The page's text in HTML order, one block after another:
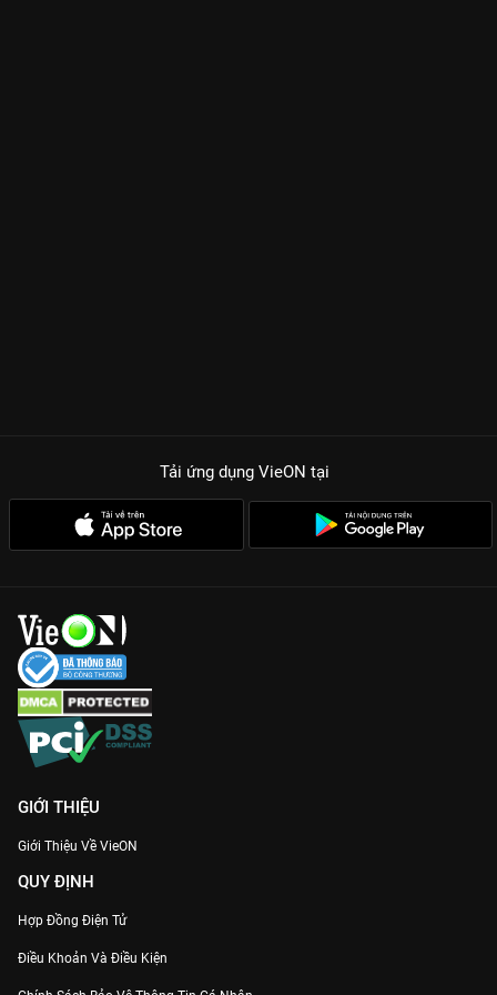
Tải ứng dụng VieON tại
GIỚI THIỆU
Giới Thiệu Về VieON
QUY ĐỊNH
Hợp Đồng Điện Tử
Điều Khoản Và Điều Kiện